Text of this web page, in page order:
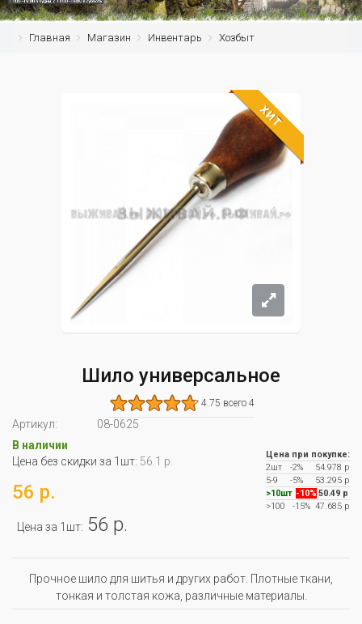
Главная Магазин Инвентарь Хозбыт
ХИТ
Шило универсальное
4.75 всего 4
Артикул:
08-0625
В наличии
Цена без скидки за 1шт: 56.1 р.
56 р.
Цена за 1шт: 56 р.
Цена при покупке:
2шт
-2%
54.978 р
5-9
-5%
53.295 р
>10шт -10% 50.49 р
>100
-15% 47.685 р
Прочное шило для шитья и других работ. Плотные ткани,
тонкая и толстая кожа, различные материалы.